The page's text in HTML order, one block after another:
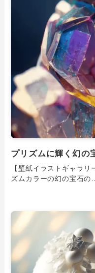
プリズムに輝く幻の
【壁紙イラストギャラ
ズムカラーの幻の宝石の…